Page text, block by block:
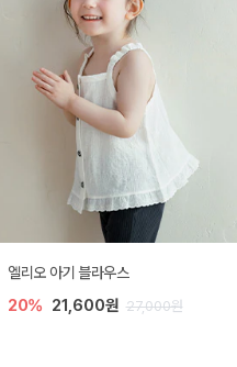
엘리오 아기 블라우스
20% 21,600원 27,000원